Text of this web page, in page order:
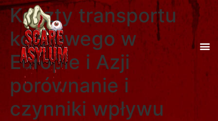
Koszty transportu
kolejowego w
Europie i Azji
porównanie i
czynniki wpływu